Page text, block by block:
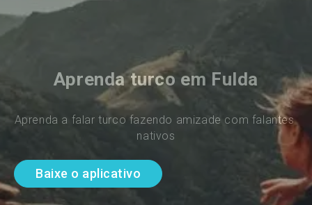
Aprenda turco em Fulda
Aprenda a falar turco fazendo amizade com falantes
nativos
Baixe o aplicativo